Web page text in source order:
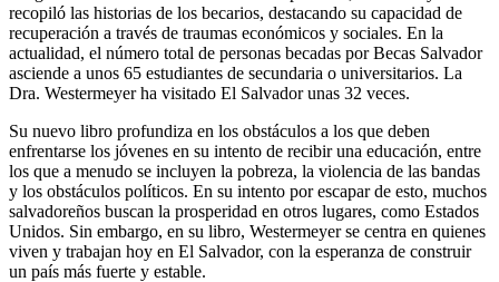
recopiló las historias de los becarios, destacando su capacidad de
recuperación a través de traumas económicos y sociales. En la
actualidad, el número total de personas becadas por Becas Salvador
asciende a unos 65 estudiantes de secundaria o universitarios. La
Dra. Westermeyer ha visitado El Salvador unas 32 veces.
Su nuevo libro profundiza en los obstáculos a los que deben
enfrentarse los jóvenes en su intento de recibir una educación, entre
los que a menudo se incluyen la pobreza, la violencia de las bandas
y los obstáculos políticos. En su intento por escapar de esto, muchos
salvadoreños buscan la prosperidad en otros lugares, como Estados
Unidos. Sin embargo, en su libro, Westermeyer se centra en quienes
viven y trabajan hoy en El Salvador, con la esperanza de construir
un país más fuerte y estable.